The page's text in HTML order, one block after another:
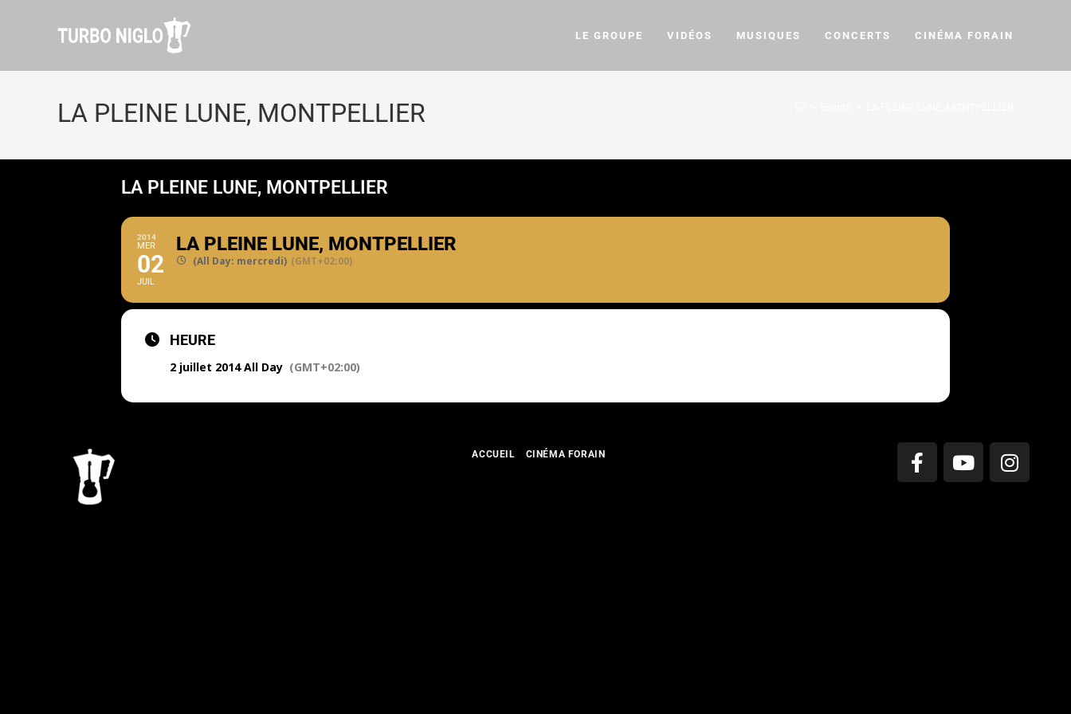
LE GROUPE VIDÉOS MUSIQUES CONCERTS CINÉMA FORAIN
LA PLEINE LUNE, MONTPELLIER
LA PLEINE LUNE, MONTPELLIER
2014
MER
02
JUIL
LA PLEINE LUNE, MONTPELLIER
(All Day: mercredi) (GMT+02:00)
HEURE
2 juillet 2014 All Day (GMT+02:00)
ACCUEIL CINÉMA FORAIN